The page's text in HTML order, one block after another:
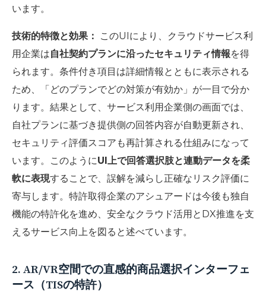
います。
技術的特徴と効果：
このUIにより、クラウドサービス利
用企業は自社契約プランに沿ったセキュリティ情報を得
られます。条件付き項目は詳細情報とともに表示される
ため、「どのプランでどの対策が有効か」が一目で分か
ります。結果として、サービス利用企業側の画面では、
自社プランに基づき提供側の回答内容が自動更新され、
セキュリティ評価スコアも再計算される仕組みになって
います。このようにUI上で回答選択肢と連動データを柔
軟に表現することで、誤解を減らし正確なリスク評価に
寄与します。特許取得企業のアシュアードは今後も独自
機能の特許化を進め、安全なクラウド活用とDX推進を支
えるサービス向上を図ると述べています。
2. AR/VR空間での直感的商品選択インターフェ
ース（TISの特許）